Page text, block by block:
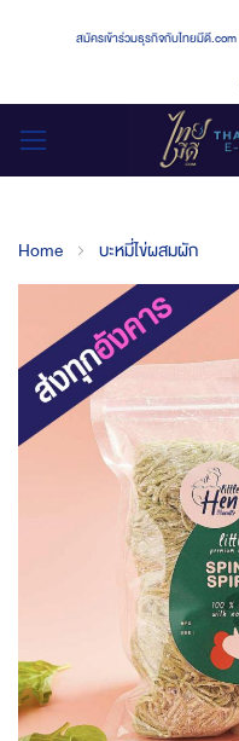
สมัครเข้าร่วมธุรกิจกับไทยมีดี.com
Home บะหมี่ไข่ผสมผัก
the
end
the
images